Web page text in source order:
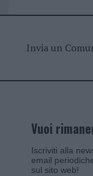
Invia un
Vuoi
Iscriviti alla
email
sul sito web!